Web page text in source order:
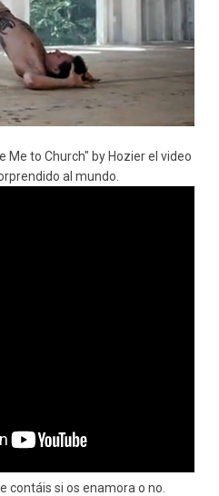
Me to Church" by Hozier el video
al mundo.
contáis si os enamora o no.